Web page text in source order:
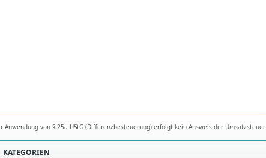
von § 25a UStG (Differenzbesteuerung) erfolgt kein Ausweis der Umsatzsteuer.
KATEGORIEN